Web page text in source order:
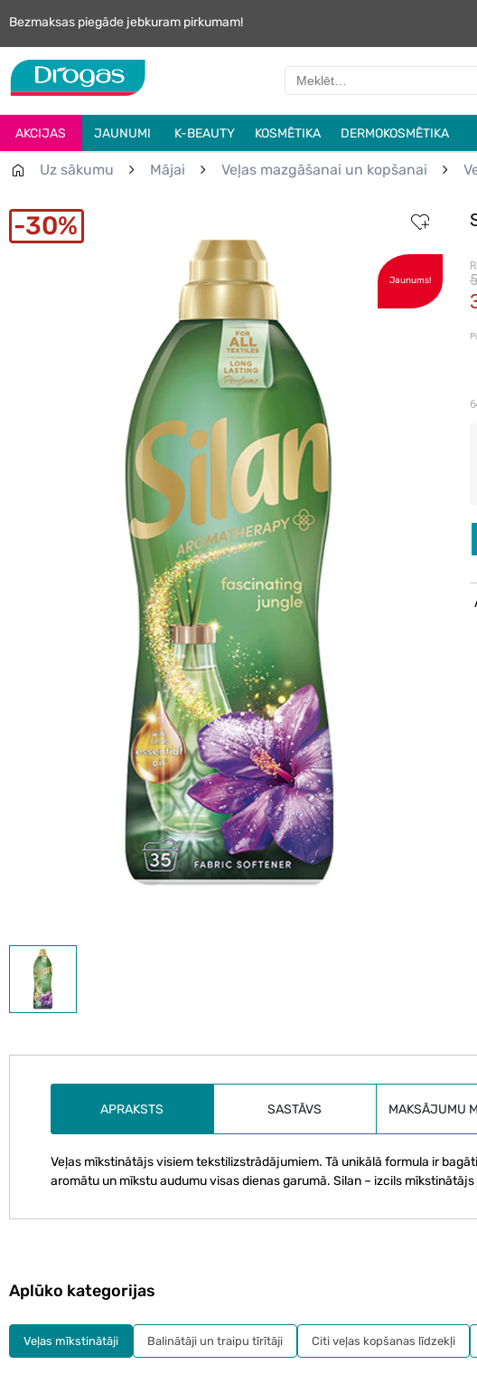
Bezmaksas piegāde jebkuram pirkumam!
AKCIJAS JAUNUMI K-BEAUTY KOSMĒTIKA DERMOKOSMĒTIKA
Uz sākumu Mājai Veļas mazgāšanai un kopšanai
30%
Jaunums!
APRAKSTS SASTĀVS MAKSĀJUMU
Veļas mīkstinātājs visiem tekstilizstrādājumiem. Tā unikālā formula ir
aromātu un mīkstu audumu visas dienas garumā. Silan – izcils
Aplūko kategorijas
Veļas mīkstinātāji Balinātāji un traipu tīrītāji Citi veļas kopšanas līdzekļi